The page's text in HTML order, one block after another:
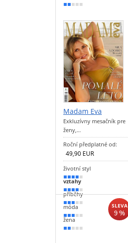
30 %
Madam Eva
Exkluzívny mesačník pre
ženy,…
Roční předplatné od:
49,90 EUR
životní styl
80 %
vztahy
70 %
příběhy
60 %
móda
60 %
žena
40 %
SLEVA
9 %